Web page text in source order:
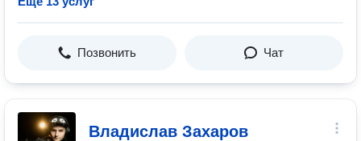
Позвонить Чат
Владислав Захаров